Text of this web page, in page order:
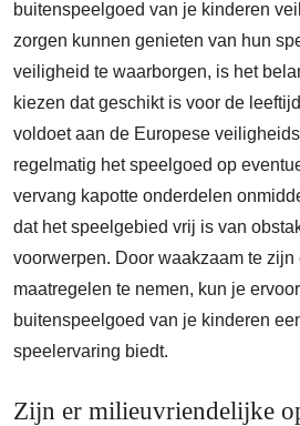
buitenspeelgoed van je kinderen
zorgen kunnen genieten van hun
veiligheid te waarborgen, is het
kiezen dat geschikt is voor de
voldoet aan de Europese
regelmatig het speelgoed op
vervang kapotte onderdelen
dat het speelgebied vrij is van
voorwerpen. Door waakzaam te zijn
maatregelen te nemen, kun je
buitenspeelgoed van je kinderen
speelervaring biedt.
Zijn er milieuvriendelijke